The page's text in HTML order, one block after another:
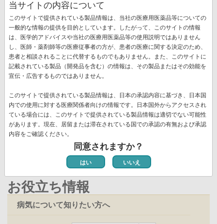
2025年8月18日 お知らせ
システムメンテナンス（8/23）のお知らせ
2025年6月24日 お知らせ
「ノルウェーとの意見交換」を更新しました
ペ
ー
ジ
り
先
ペ
ー
ジ
« 最初
前
ー
ジ
‹‹
ペ
ジ
1
カ
ン
ト
ペ
ー
2
ジ
ジ
ジ
ジ
ジ
ペ
ー
ジ
8
ペ
ー
ジ
9
次
ペ
ー
ジ
››
最
終
ペ
ー
最終 »
新着情報一覧
お役立ち情報
病気について知りたい方へ
当サイトの内容について
このサイトで提供されている製品情報は、当社の医療用医薬品等についての
一般的な情報の提供を目的としています。したがって、このサイトの情報
は、医学的アドバイスや当社の医療用医薬品等の使用説明ではありません
し、医師・薬剤師等の医療従事者の方が、患者の医療に関する決定のため、
患者と相談されることに代替するものでもありません。また、このサイトに
記載されている製品（開発品を含む）の情報は、その製品またはその効能を
宣伝・広告するものではありません。
このサイトで提供されている製品情報は、日本の承認内容に基づき、日本国
内での使用に対する医療関係者向けの情報です。日本国外からアクセスされ
ている場合には、このサイトで提供されている製品情報は適切でない可能性
があります。現在、居留または滞在されている国での承認の有無および承認
内容をご確認ください。
同意されますか？
はい いいえ